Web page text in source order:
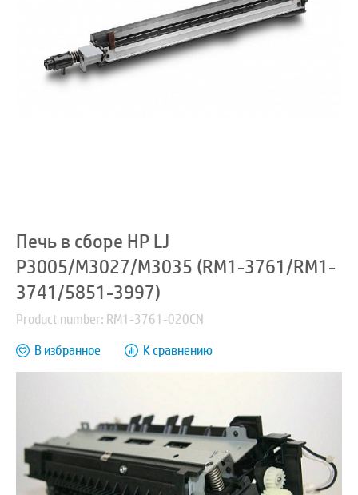
Печь в сборе HP LJ
P3005/M3027/M3035 (RM1-3761/RM1-
3741/5851-3997)
Product number: RM1-3761-020CN
В избранное
К сравнению